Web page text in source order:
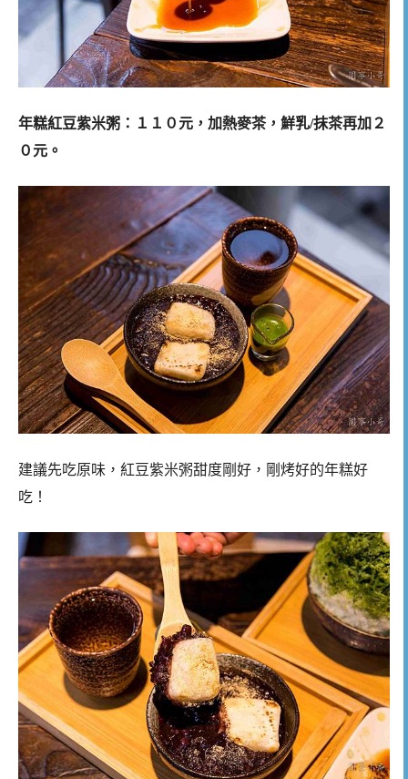
年糕紅豆紫米粥：１１０元，加熱麥茶，鮮乳/抹茶再加２
０元。
建議先吃原味，紅豆紫米粥甜度剛好，剛烤好的年糕好
吃！